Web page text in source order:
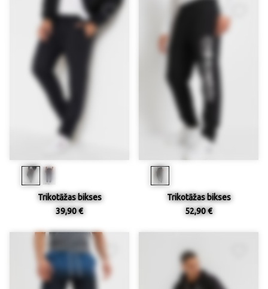
Trikotāžas bikses
39,90 €
Trikotāžas bikses
52,90 €